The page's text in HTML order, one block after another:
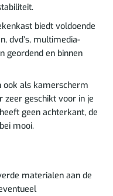
biedt voldoende
dvd’s, multimedia-
geordend en binnen
ook als kamerscherm
zeer geschikt voor in je
geen achterkant, de
mooi.
materialen aan de